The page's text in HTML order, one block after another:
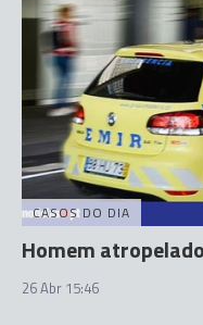
CASOS DO DIA
Homem
26 Abr 15:46